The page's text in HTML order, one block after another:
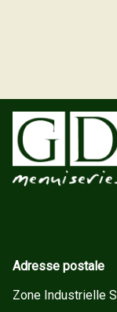
Adresse postale
Zone Industrielle